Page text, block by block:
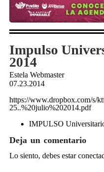
Impulso
2014
Estela Webmaster
07.23.2014
https://www.dropbox.com/s/
25..%20julio%202014.pdf
IMPULSO
Deja un comentario
Lo siento, debes estar